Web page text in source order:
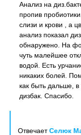
Анализ на
пропив
слизи и крови , а
анализ показал
обнаружено. На
чуть малейшее
водой. Есть
никаких болей.
как быть дальше,
дизбак. Спасибо.
ОтвечаетСелюк